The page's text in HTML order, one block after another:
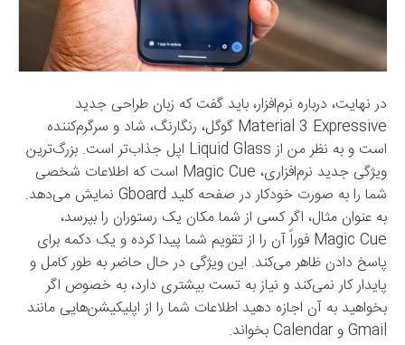
در نهایت، درباره نرم‌افزار، باید گفت که زبان طراحی جدید
Material 3 Expressive گوگل، رنگارنگ، شاد و سرگرم‌کننده
است و به نظر من از Liquid Glass اپل جذاب‌تر است. بزرگ‌ترین
ویژگی جدید نرم‌افزاری، Magic Cue است که اطلاعات شخصی
شما را به صورت خودکار در صفحه کلید Gboard نمایش می‌دهد.
به عنوان مثال، اگر کسی از شما مکان یک رستوران را بپرسد،
Magic Cue فوراً آن را از تقویم شما پیدا کرده و یک دکمه برای
پاسخ دادن ظاهر می‌کند. این ویژگی در حال حاضر به طور کامل و
پایدار کار نمی‌کند و نیاز به تست بیشتری دارد، به خصوص اگر
بخواهید به آن اجازه دهید اطلاعات شما را از اپلیکیشن‌هایی مانند
Gmail و Calendar بخواند.